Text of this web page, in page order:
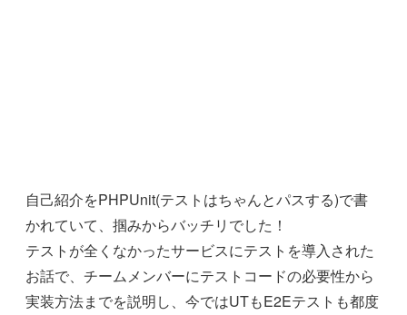
自己紹介をPHPUnit(テストはちゃんとパスする)で書
かれていて、掴みからバッチリでした！
テストが全くなかったサービスにテストを導入された
お話で、チームメンバーにテストコードの必要性から
実装方法までを説明し、今ではUTもE2Eテストも都度